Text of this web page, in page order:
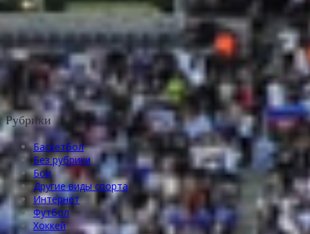
Рубрики
Баскетбол
Без рубрики
Бои
Другие виды спорта
Интернет
Футбол
Хоккей